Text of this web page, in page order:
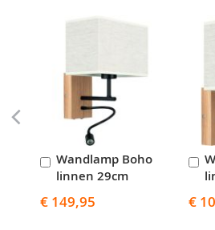
Wandlamp Boho
linnen 29cm
€ 149,95
In
Winkelwagen
€
In